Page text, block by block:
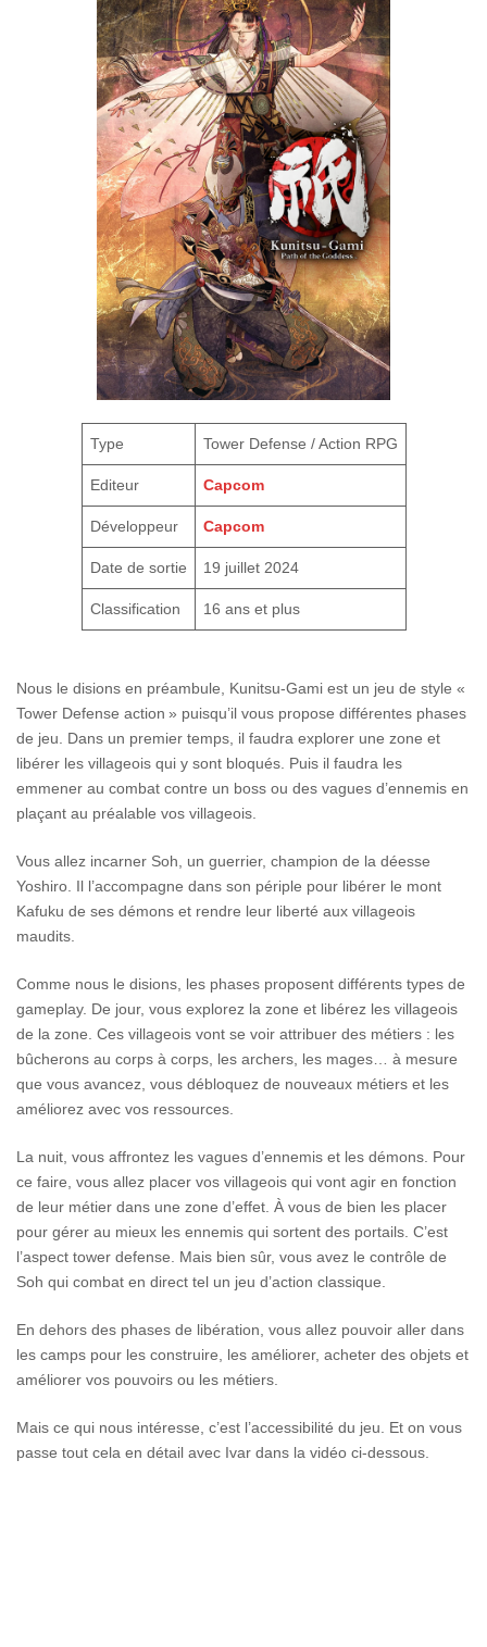
Type Tower Defense / Action RPG
Editeur Capcom
Développeur Capcom
Date de sortie 19 juillet 2024
Classification 16 ans et plus
Nous le disions en préambule, Kunitsu-Gami est un jeu de style «
Tower Defense action » puisqu’il vous propose différentes phases
de jeu. Dans un premier temps, il faudra explorer une zone et
libérer les villageois qui y sont bloqués. Puis il faudra les
emmener au combat contre un boss ou des vagues d’ennemis en
plaçant au préalable vos villageois.
Vous allez incarner Soh, un guerrier, champion de la déesse
Yoshiro. Il l’accompagne dans son périple pour libérer le mont
Kafuku de ses démons et rendre leur liberté aux villageois
maudits.
Comme nous le disions, les phases proposent différents types de
gameplay. De jour, vous explorez la zone et libérez les villageois
de la zone. Ces villageois vont se voir attribuer des métiers : les
bûcherons au corps à corps, les archers, les mages… à mesure
que vous avancez, vous débloquez de nouveaux métiers et les
améliorez avec vos ressources.
La nuit, vous affrontez les vagues d’ennemis et les démons. Pour
ce faire, vous allez placer vos villageois qui vont agir en fonction
de leur métier dans une zone d’effet. À vous de bien les placer
pour gérer au mieux les ennemis qui sortent des portails. C’est
l’aspect tower defense. Mais bien sûr, vous avez le contrôle de
Soh qui combat en direct tel un jeu d’action classique.
En dehors des phases de libération, vous allez pouvoir aller dans
les camps pour les construire, les améliorer, acheter des objets et
améliorer vos pouvoirs ou les métiers.
Mais ce qui nous intéresse, c’est l’accessibilité du jeu. Et on vous
passe tout cela en détail avec Ivar dans la vidéo ci-dessous.